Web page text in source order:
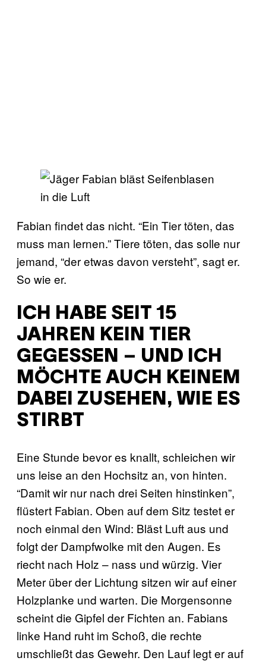
Fabian findet das nicht. “Ein Tier töten, das
muss man lernen.” Tiere töten, das solle nur
jemand, “der etwas davon versteht”, sagt er.
So wie er.
ICH HABE SEIT 15
JAHREN KEIN TIER
GEGESSEN – UND ICH
MÖCHTE AUCH KEINEM
DABEI ZUSEHEN, WIE ES
STIRBT
Eine Stunde bevor es knallt, schleichen wir
uns leise an den Hochsitz an, von hinten.
“Damit wir nur nach drei Seiten hinstinken”,
flüstert Fabian. Oben auf dem Sitz testet er
noch einmal den Wind: Bläst Luft aus und
folgt der Dampfwolke mit den Augen. Es
riecht nach Holz – nass und würzig. Vier
Meter über der Lichtung sitzen wir auf einer
Holzplanke und warten. Die Morgensonne
scheint die Gipfel der Fichten an. Fabians
linke Hand ruht im Schoß, die rechte
umschließt das Gewehr. Den Lauf legt er auf